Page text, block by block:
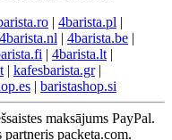
| 4barista.pl |
4barista.nl | 4barista.be |
| 4barista.lt |
| kafesbarista.gr|
| baristashop.si